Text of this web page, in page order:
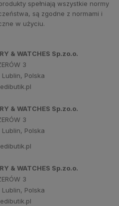
spełniają wszystkie normy
są zgodne z normami i
w użyciu.
& WATCHES Sp.zo.o.
3
Polska
& WATCHES Sp.zo.o.
3
Polska
& WATCHES Sp.zo.o.
3
Polska